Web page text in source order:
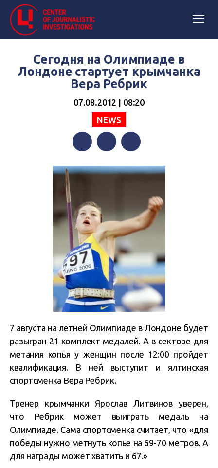
Сегодня на Олимпиаде в
Лондоне стартует крымчанка
Вера Ребрик
07.08.2012 | 08:20
NEWS
7 августа на летней Олимпиаде в Лондоне будет
разыгран 21 комплект медалей. А в секторе для
метания копья у женщин после 12:00 пройдет
квалификация. В ней выступит и ялтинская
спортсменка Вера Ребрик.
Тренер крымчанки Ярослав Литвинов уверен,
что Ребрик может выиграть медаль на
Олимпиаде. Сама спортсменка считает, что «для
победы нужно метнуть копье на 69-70 метров. А
для награды может хватить и 67.»